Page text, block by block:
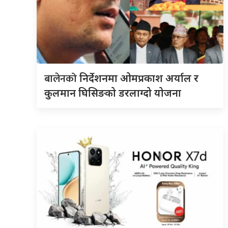
बालेनकोनिर्देशनमा ओमप्रकाश अर्याल र
कुलमान घिसिङको डरलाग्दो योजना